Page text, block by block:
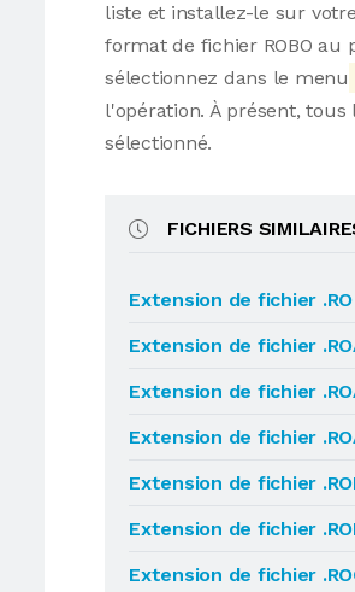
liste et installez-le sur
format de fichier ROBO au
sélectionnez dans le menu
l'opération. À présent,
sélectionné.
FICHIERS
Extension de fichier .RO
Extension de fichier
Extension de fichier
Extension de fichier
Extension de fichier
Extension de fichier
Extension de fichier